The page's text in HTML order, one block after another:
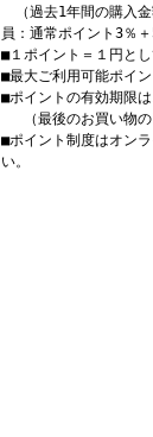
（過去1年間の購入
員：通常ポイント3％
■１ポイント＝１円と
■最大ご利用可能ポイ
■ポイントの有効期限
（最後のお買い物の
■ポイント制度はオン
い。